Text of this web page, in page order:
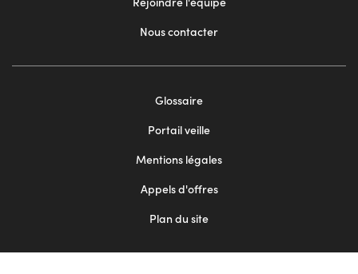
Nous contacter
Glossaire
Portail veille
Mentions légales
Appels d'offres
Plan du site